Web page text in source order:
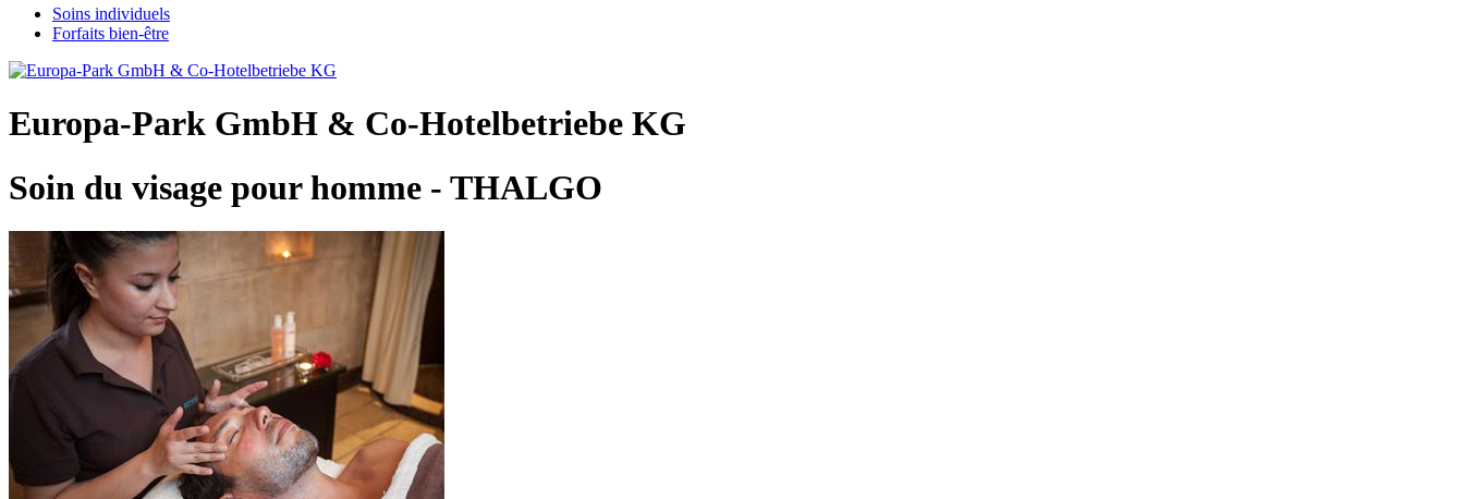
Soins individuels
Forfaits bien-être
Europa-Park GmbH & Co-Hotelbetriebe KG
Soin du visage pour homme - THALGO